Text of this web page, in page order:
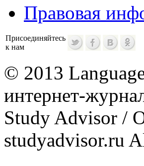
Правовая
Присоединяйтесь
к нам
© 2013
интернет-
Study Advisor /
studyadvisor.ru